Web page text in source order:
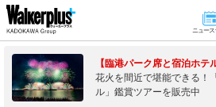
ニュース
【臨港パーク席と宿泊ホテ
花火を間近で堪能できる！
ル」鑑賞ツアーを販売中